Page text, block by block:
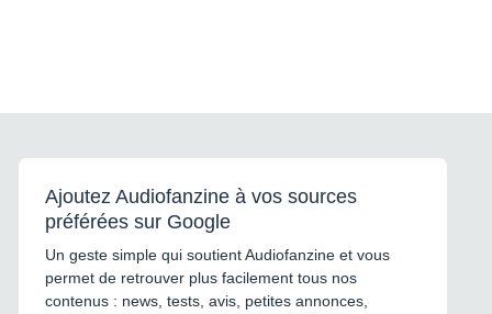
Ajoutez Audiofanzine à vos sources
préférées sur Google
Un geste simple qui soutient Audiofanzine et vous
permet de retrouver plus facilement tous nos
contenus : news, tests, avis, petites annonces,